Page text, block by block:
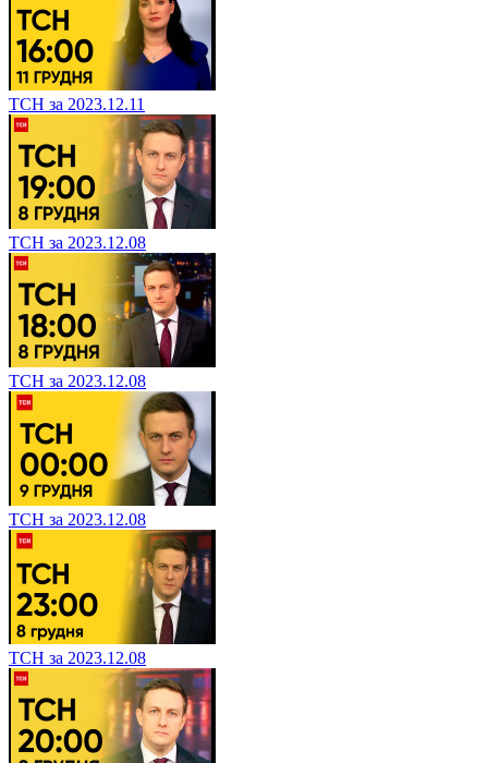
ТСН за 2023.12.11
ТСН за 2023.12.08
ТСН за 2023.12.08
ТСН за 2023.12.08
ТСН за 2023.12.08